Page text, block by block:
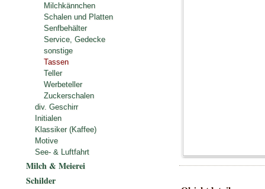
Milchkännchen
Schalen und Platten
Senfbehälter
Service, Gedecke
sonstige
Tassen
Teller
Werbeteller
Zuckerschalen
div. Geschirr
Initialen
Klassiker (Kaffee)
Motive
See- & Luftfahrt
Milch & Meierei
Schilder